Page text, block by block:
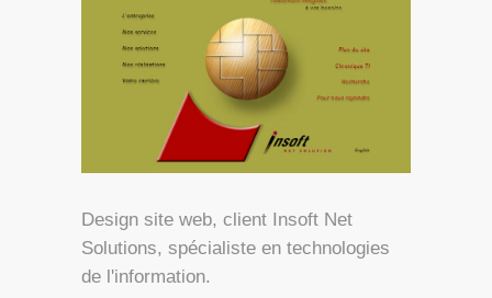
Design site web, client Insoft Net
Solutions, spécialiste en technologies
de l'information.